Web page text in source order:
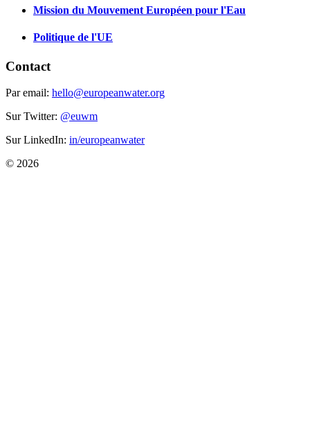
Mission du Mouvement Européen pour l'Eau
Politique de l'UE
Contact
Par email: hello@europeanwater.org
Sur Twitter: @euwm
Sur LinkedIn: in/europeanwater
© 2026